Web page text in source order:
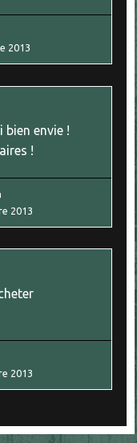
2013
bien envie !
!
2013
2013